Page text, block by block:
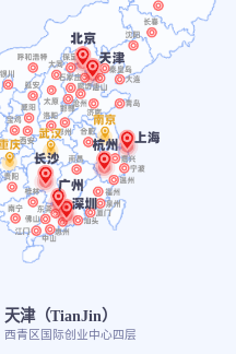
天津（TianJin）
西青区国际创业中心四层